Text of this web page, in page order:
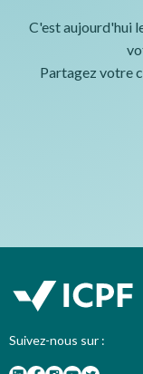
C'est aujourd'hui
Partagez votre
Suivez-nous sur :